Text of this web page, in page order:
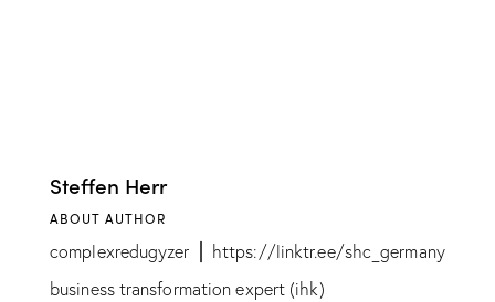
Steffen Herr
ABOUT AUTHOR
complexredugyzer ⎪ https://linktr.ee/shc_germany
business transformation expert (ihk)